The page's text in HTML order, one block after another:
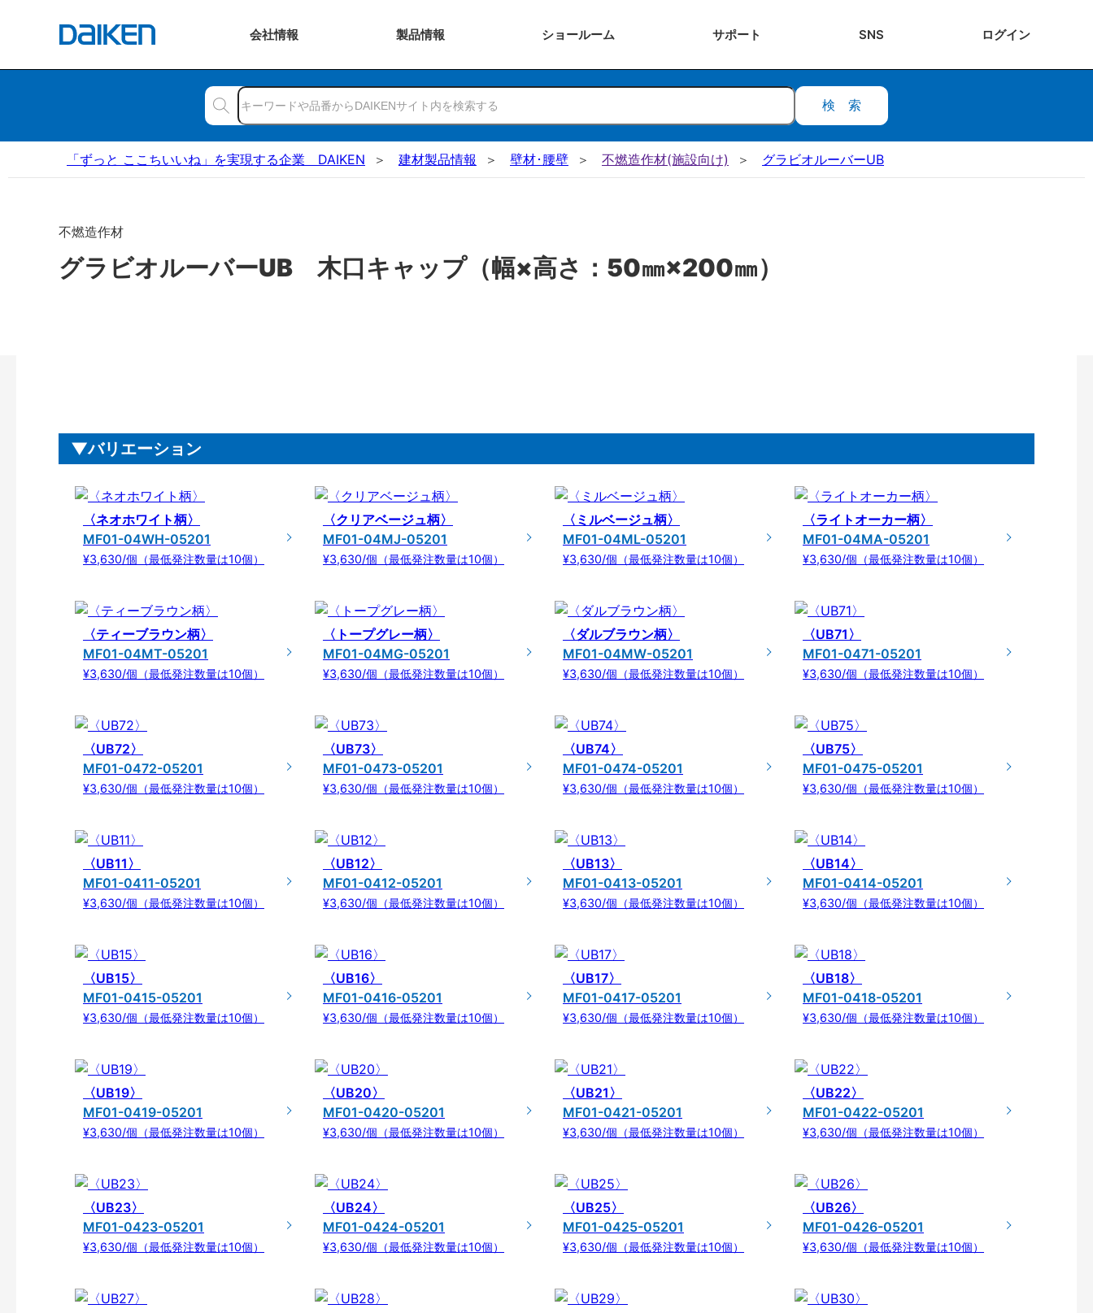
会社情報 製品情報 ショールーム サポート SNS ログイン
検索
「ずっと ここちいいね」を実現する企業 DAIKEN 建材製品情報 壁材･腰壁 不燃造作材(施設向け) グラビオルーバーUB
不燃造作材
グラビオルーバーUB 木口キャップ（幅×高さ：50㎜×200㎜）
バリエーション
〈ネオホワイト柄〉
MF01-04WH-05201
¥3,630/個（最低発注数量は10個）
〈クリアベージュ柄〉
MF01-04MJ-05201
¥3,630/個（最低発注数量は10個）
〈ミルベージュ柄〉
MF01-04ML-05201
¥3,630/個（最低発注数量は10個）
〈ライトオーカー柄〉
MF01-04MA-05201
¥3,630/個（最低発注数量は10個）
〈ティーブラウン柄〉
MF01-04MT-05201
¥3,630/個（最低発注数量は10個）
〈トープグレー柄〉
MF01-04MG-05201
¥3,630/個（最低発注数量は10個）
〈ダルブラウン柄〉
MF01-04MW-05201
¥3,630/個（最低発注数量は10個）
〈UB71〉
MF01-0471-05201
¥3,630/個（最低発注数量は10個）
〈UB72〉
MF01-0472-05201
¥3,630/個（最低発注数量は10個）
〈UB73〉
MF01-0473-05201
¥3,630/個（最低発注数量は10個）
〈UB74〉
MF01-0474-05201
¥3,630/個（最低発注数量は10個）
〈UB75〉
MF01-0475-05201
¥3,630/個（最低発注数量は10個）
〈UB11〉
MF01-0411-05201
¥3,630/個（最低発注数量は10個）
〈UB12〉
MF01-0412-05201
¥3,630/個（最低発注数量は10個）
〈UB13〉
MF01-0413-05201
¥3,630/個（最低発注数量は10個）
〈UB14〉
MF01-0414-05201
¥3,630/個（最低発注数量は10個）
〈UB15〉
MF01-0415-05201
¥3,630/個（最低発注数量は10個）
〈UB16〉
MF01-0416-05201
¥3,630/個（最低発注数量は10個）
〈UB17〉
MF01-0417-05201
¥3,630/個（最低発注数量は10個）
〈UB18〉
MF01-0418-05201
¥3,630/個（最低発注数量は10個）
〈UB19〉
MF01-0419-05201
¥3,630/個（最低発注数量は10個）
〈UB20〉
MF01-0420-05201
¥3,630/個（最低発注数量は10個）
〈UB21〉
MF01-0421-05201
¥3,630/個（最低発注数量は10個）
〈UB22〉
MF01-0422-05201
¥3,630/個（最低発注数量は10個）
〈UB23〉
MF01-0423-05201
¥3,630/個（最低発注数量は10個）
〈UB24〉
MF01-0424-05201
¥3,630/個（最低発注数量は10個）
〈UB25〉
MF01-0425-05201
¥3,630/個（最低発注数量は10個）
〈UB26〉
MF01-0426-05201
¥3,630/個（最低発注数量は10個）